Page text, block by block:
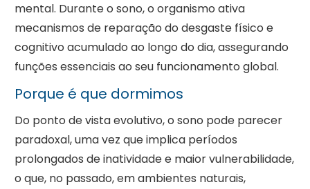
mental. Durante o sono, o organismo ativa
mecanismos de reparação do desgaste físico e
cognitivo acumulado ao longo do dia, assegurando
funções essenciais ao seu funcionamento global.
Porque é que dormimos
Do ponto de vista evolutivo, o sono pode parecer
paradoxal, uma vez que implica períodos
prolongados de inatividade e maior vulnerabilidade,
o que, no passado, em ambientes naturais,